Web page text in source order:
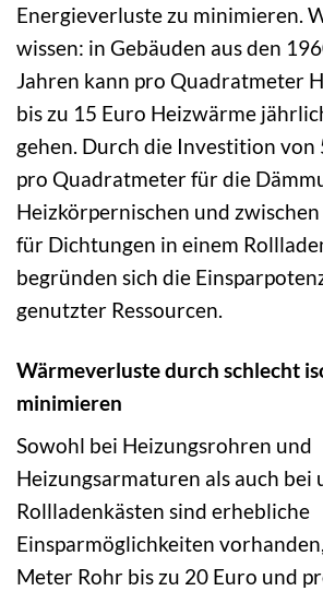
Energieverluste zu minimieren.
wissen: in Gebäuden aus den
Jahren kann pro Quadratmeter
bis zu 15 Euro Heizwärme
gehen. Durch die Investition von
pro Quadratmeter für die
Heizkörpernischen und
für Dichtungen in einem
begründen sich die
genutzter Ressourcen.
Wärmeverluste durch schlecht
minimieren
Sowohl bei Heizungsrohren und
Heizungsarmaturen als auch bei
Rollladenkästen sind erhebliche
Einsparmöglichkeiten
Meter Rohr bis zu 20 Euro und